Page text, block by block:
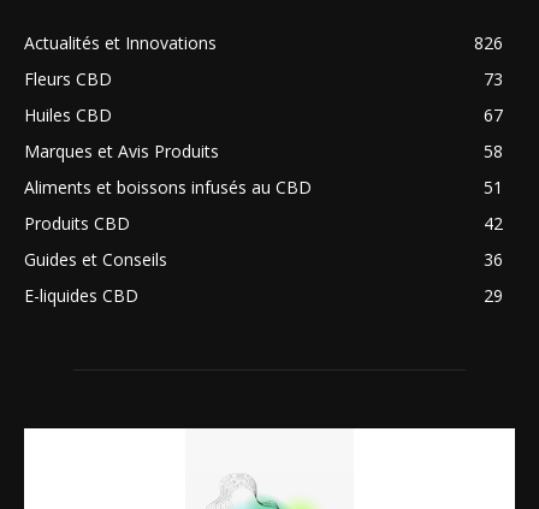
Actualités et Innovations
826
Fleurs CBD
73
Huiles CBD
67
Marques et Avis Produits
58
Aliments et boissons infusés au CBD
51
Produits CBD
42
Guides et Conseils
36
E-liquides CBD
29